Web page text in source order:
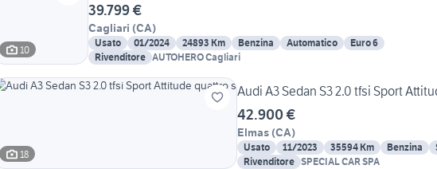
10
39.799 €
Cagliari (CA)
Usato 01/2024 24893 Km Benzina Automatico
Euro 6
Rivenditore AUTOHERO Cagliari
18
Audi A3 Sedan S3 2.0 tfsi Sport
42.900 €
Elmas (CA)
Usato 11/2023 35594 Km Benzina
Rivenditore SPECIAL CAR SPA